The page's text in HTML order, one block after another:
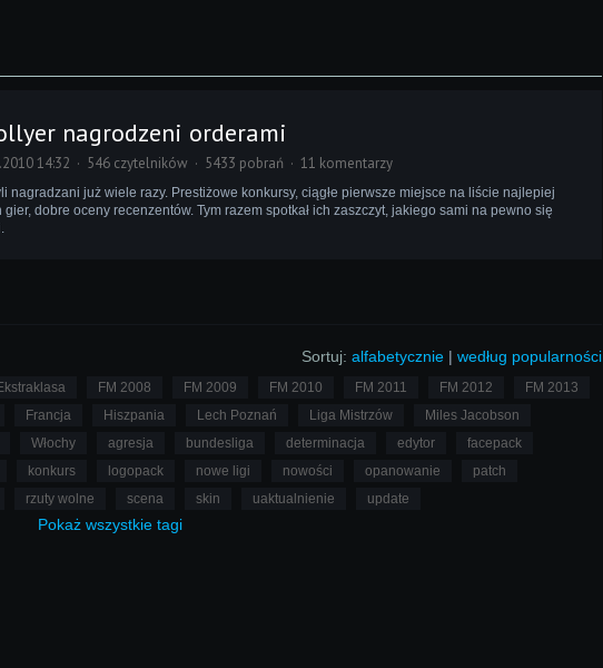
nagrodzeni orderami
14:32 546 czytelników 5433 pobrań 11 komentarzy
nagradzani już wiele razy. Prestiżowe konkursy, ciągłe pierwsze miejsce na liście najlepiej
dobre oceny recenzentów. Tym razem spotkał ich zaszczyt, jakiego sami na pewno się
Sortuj: alfabetycznie |według popularności
FM 2008 FM 2009 FM 2010 FM 2011 FM 2012
FM 2013
Francja Hiszpania Lech Poznań Liga Mistrzów
Miles Jacobson
Włochy agresja bundesliga determinacja edytor
facepack
konkurs logopack nowe ligi nowości opanowanie
patch
rzuty wolne scena skin uaktualnienie update
Pokaż wszystkietagi